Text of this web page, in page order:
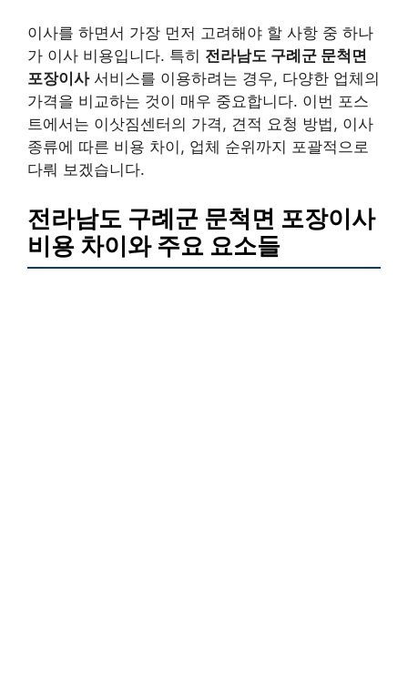
이사를 하면서 가장 먼저 고려해야 할 사항 중 하나
가 이사 비용입니다. 특히 전라남도 구례군 문척면
포장이사서비스를 이용하려는 경우, 다양한 업체의
가격을 비교하는 것이 매우 중요합니다. 이번 포스
트에서는 이삿짐센터의 가격, 견적 요청 방법, 이사
종류에 따른 비용 차이, 업체 순위까지 포괄적으로
다뤄 보겠습니다.
전라남도 구례군 문척면 포장이사
비용 차이와 주요 요소들